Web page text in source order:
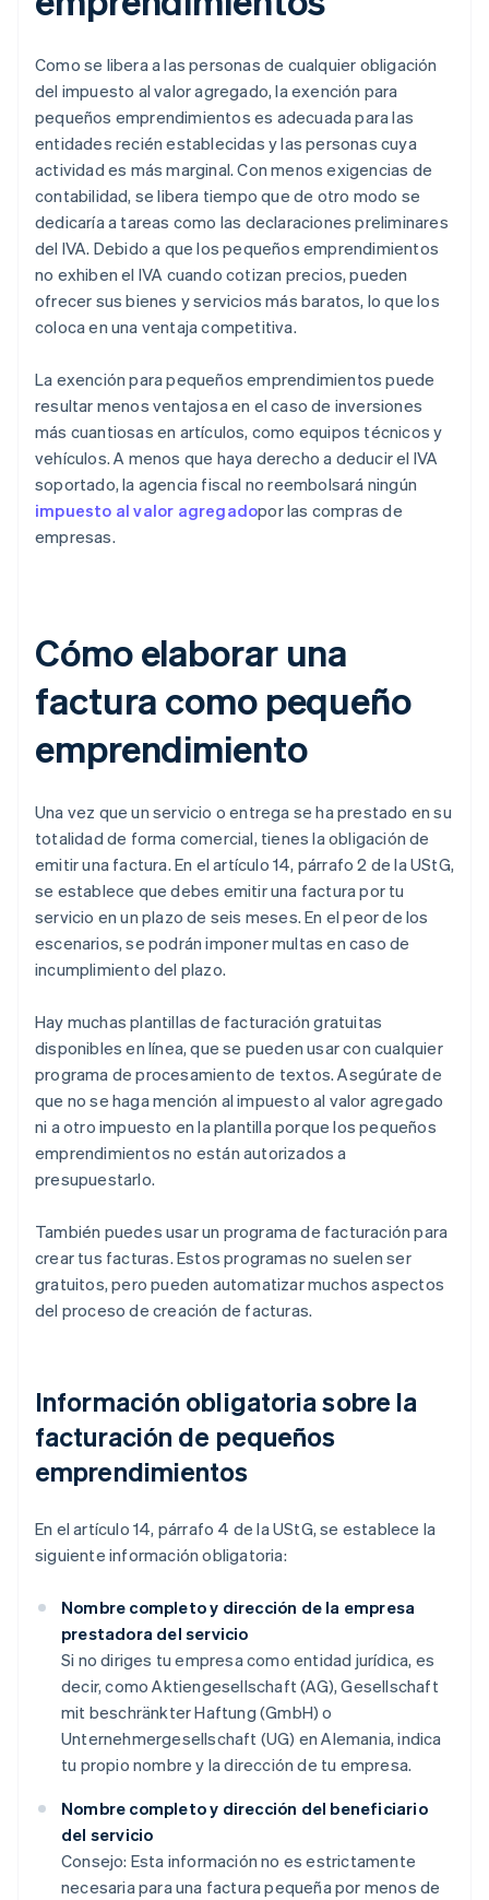
Como se libera a las personas de cualquier obligación
del impuesto al valor agregado, la exención para
pequeños emprendimientos es adecuada para las
entidades recién establecidas y las personas cuya
actividad es más marginal. Con menos exigencias de
contabilidad, se libera tiempo que de otro modo se
dedicaría a tareas como las declaraciones preliminares
del IVA. Debido a que los pequeños emprendimientos
no exhiben el IVA cuando cotizan precios, pueden
ofrecer sus bienes y servicios más baratos, lo que los
coloca en una ventaja competitiva.
La exención para pequeños emprendimientos puede
resultar menos ventajosa en el caso de inversiones
más cuantiosas en artículos, como equipos técnicos y
vehículos. A menos que haya derecho a deducir el IVA
soportado, la agencia fiscal no reembolsará ningún
impuesto al valor agregadopor las compras de
empresas.
Cómo elaborar una
factura como pequeño
emprendimiento
Una vez que un servicio o entrega se ha prestado en su
totalidad de forma comercial, tienes la obligación de
emitir una factura. En el artículo 14, párrafo 2 de la UStG,
se establece que debes emitir una factura por tu
servicio en un plazo de seis meses. En el peor de los
escenarios, se podrán imponer multas en caso de
incumplimiento del plazo.
Hay muchas plantillas de facturación gratuitas
disponibles en línea, que se pueden usar con cualquier
programa de procesamiento de textos. Asegúrate de
que no se haga mención al impuesto al valor agregado
ni a otro impuesto en la plantilla porque los pequeños
emprendimientos no están autorizados a
presupuestarlo.
También puedes usar un programa de facturación para
crear tus facturas. Estos programas no suelen ser
gratuitos, pero pueden automatizar muchos aspectos
del proceso de creación de facturas.
Información obligatoria sobre la
facturación de pequeños
emprendimientos
En el artículo 14, párrafo 4 de la UStG, se establece la
siguiente información obligatoria:
Nombre completo y dirección de la empresa
prestadora del servicio
Si no diriges tu empresa como entidad jurídica, es
decir, como Aktiengesellschaft (AG), Gesellschaft
mit beschränkter Haftung (GmbH) o
Unternehmergesellschaft (UG) en Alemania, indica
tu propio nombre y la dirección de tu empresa.
Nombre completo y dirección del beneficiario
del servicio
Consejo: Esta información no es estrictamente
necesaria para una factura pequeña por menos de